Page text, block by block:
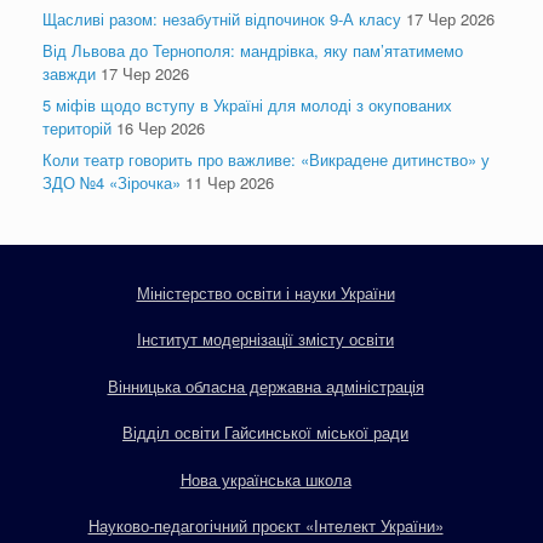
Щасливі разом: незабутній відпочинок 9-А класу 17 Чер 2026
Від Львова до Тернополя: мандрівка, яку пам’ятатимемо
завжди 17 Чер 2026
5 міфів щодо вступу в Україні для молоді з окупованих
територій 16 Чер 2026
Коли театр говорить про важливе: «Викрадене дитинство» у
ЗДО №4 «Зірочка» 11 Чер 2026
Міністерство освіти і науки України
Інститут модернізації змісту освіти
Вінницька обласна державна адміністрація
Відділ освіти Гайсинської міської ради
Нова українська школа
Науково-педагогічний проєкт «Інтелект України»